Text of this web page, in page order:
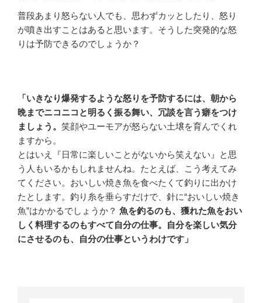
普段あまり怒らない人でも、思わずカッとしたり、怒り
が噴き出すことはあると思います。そうした突発的な怒
りは予防できるのでしょうか？
「いきなり爆発するような怒りを予防するには、朝から
晩までニコニコと明るく振る舞い、冗談を言う癖をつけ
ましょう。 笑顔やユーモアが怒らない土壌を育んでくれ
ますから。
とはいえ『日常に楽しいことがないから笑えない』と思
う人もいるかもしれませんね。たとえば、こう考えてみ
てください。おいしい焼き魚を食べたくて釣りに出かけ
たとします。釣り糸を垂らすだけで、針に“おいしい焼き
魚”はかかるでしょうか？ 魚を釣るのも、獲れた魚をおい
しく料理するのもすべて自分の仕事。自分を楽しい気分
にさせるのも、自分の仕事というわけです」